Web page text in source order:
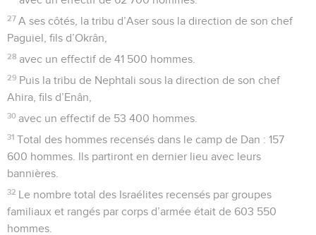
27 A ses côtés, la tribu d’Aser sous la direction de son chef
Paguiel, fils d’Okrân,
28 avec un effectif de 41 500 hommes.
29 Puis la tribu de Nephtali sous la direction de son chef
Ahira, fils d’Enân,
30 avec un effectif de 53 400 hommes.
31 Total des hommes recensés dans le camp de Dan : 157
600 hommes. Ils partiront en dernier lieu avec leurs
bannières.
32 Le nombre total des Israélites recensés par groupes
familiaux et rangés par corps d’armée était de 603 550
hommes.